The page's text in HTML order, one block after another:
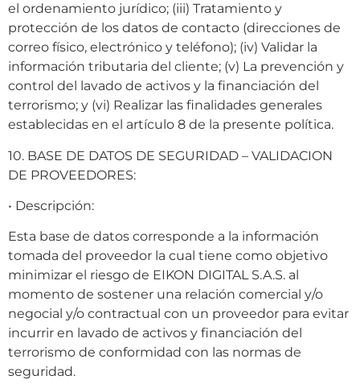
el ordenamiento jurídico; (iii) Tratamiento y
protección de los datos de contacto (direcciones de
correo físico, electrónico y teléfono); (iv) Validar la
información tributaria del cliente; (v) La prevención y
control del lavado de activos y la financiación del
terrorismo; y (vi) Realizar las finalidades generales
establecidas en el artículo 8 de la presente política.
10. BASE DE DATOS DE SEGURIDAD – VALIDACION
DE PROVEEDORES:
• Descripción:
Esta base de datos corresponde a la información
tomada del proveedor la cual tiene como objetivo
minimizar el riesgo de EIKON DIGITAL S.A.S. al
momento de sostener una relación comercial y/o
negocial y/o contractual con un proveedor para evitar
incurrir en lavado de activos y financiación del
terrorismo de conformidad con las normas de
seguridad.